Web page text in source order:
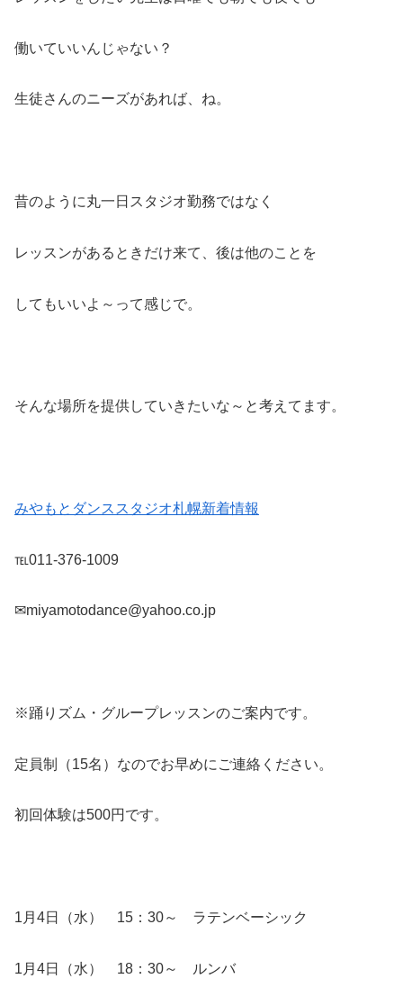
働いていいんじゃない？
生徒さんのニーズがあれば、ね。
昔のように丸一日スタジオ勤務ではなく
レッスンがあるときだけ来て、後は他のことを
してもいいよ～って感じで。
そんな場所を提供していきたいな～と考えてます。
みやもとダンススタジオ札幌新着情報
℡011-376-1009
✉miyamotodance@yahoo.co.jp
※踊りズム・グループレッスンのご案内です。
定員制（15名）なのでお早めにご連絡ください。
初回体験は500円です。
1月4日（水） 15：30～ ラテンベーシック
1月4日（水） 18：30～ ルンバ